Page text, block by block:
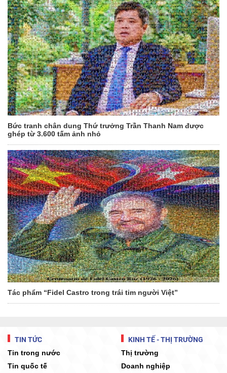
Bức tranh chân dung Thứ trưởng Trần Thanh Nam được
ghép từ 3.600 tấm ảnh nhỏ
Tác phẩm “Fidel Castro trong trái tim người Việt”
TIN TỨC
Tin trong nước
Tin quốc tế
KINH TẾ - THỊ TRƯỜNG
Thị trường
Doanh nghiệp